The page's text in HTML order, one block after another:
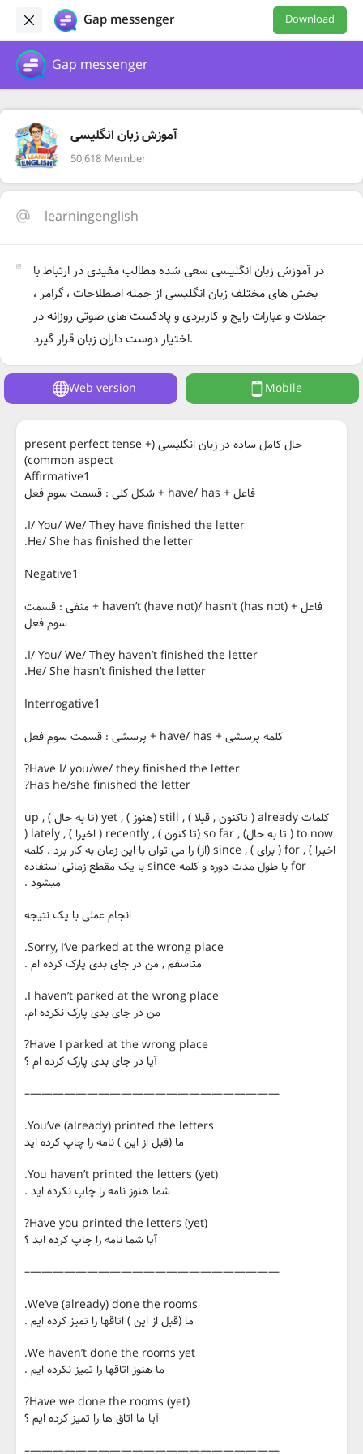
Gap messenger Download
Gap messenger
آموزش زبان انگلیسی
50,618 Member
learningenglish
در آموزش زبان انگلیسی سعی شده مطالب مفیدی در ارتباط با
بخش های مختلف زبان انگلیسی از جمله اصطلاحات ، گرامر ،
جملات و عبارات رایج و کاربردی و پادکست های صوتی روزانه در
اختیار دوست داران زبان قرار گیرد.
Web version Mobile
حال کامل ساده در زبان انگلیسی (present perfect tense +
common aspect)
Affirmative1
فاعل + have/ has + شکل کلی : قسمت سوم فعل
I/ You/ We/ They have finished the letter.
He/ She has finished the letter.
Negative1
فاعل + haven’t (have not)/ hasn’t (has not) + منفی : قسمت
سوم فعل
I/ You/ We/ They haven’t finished the letter.
He/ She hasn’t finished the letter.
Interrogative1
کلمه پرسشی + have/ has + پرسشی : قسمت سوم فعل
Have I/ you/we/ they finished the letter?
Has he/she finished the letter?
کلمات already ( تاکنون , قبلا ) , still (هنوز ) , yet (تا به حال ) , up
to now ( تا به حال) , so far (تا کنون ) , recently ( اخیرا ) , lately (
اخیرا ) , for ( برای ) , since (از) را می توان با این زمان به کار برد . کلمه
for با طول مدت دوره و کلمه since با یک مقطع زمانی استفاده
میشود .
انجام عملی با یک نتیجه
Sorry, I‘ve parked at the wrong place.
متاسفم , من در جای بدی پارک کرده ام .
I haven’t parked at the wrong place.
من در جای بدی پارک نکرده ام.
Have I parked at the wrong place?
آیا در جای بدی پارک کرده ام ؟
——————————————————————–
You‘ve (already) printed the letters.
ما (قبل از این ) نامه را چاپ کرده اید
You haven’t printed the letters (yet).
شما هنوز نامه را چاپ نکرده اید .
Have you printed the letters (yet)?
آیا شما نامه را چاپ کرده اید ؟
——————————————————————–
We‘ve (already) done the rooms.
ما (قبل از این ) اتاقها را تمیز کرده ایم .
We haven’t done the rooms yet.
ما هنوز اتاقها را تمیز نکرده ایم .
Have we done the rooms (yet)?
آیا ما اتاق ها را تمیز کرده ایم ؟